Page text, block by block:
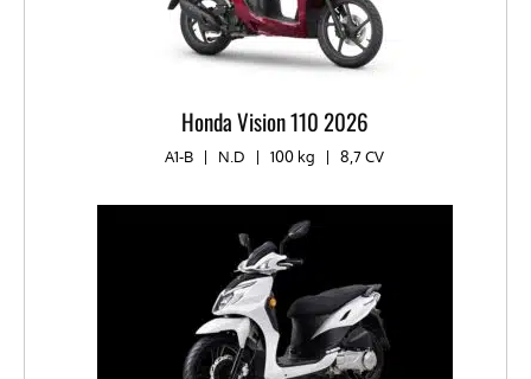
Honda Vision 110 2026
A1-B | N.D | 100 kg | 8,7 CV